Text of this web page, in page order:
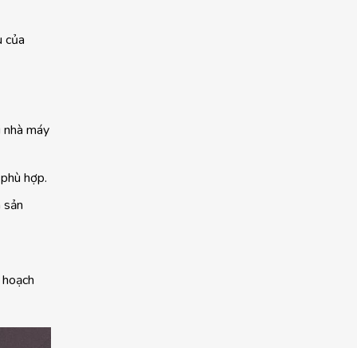
của
máy
hợp.